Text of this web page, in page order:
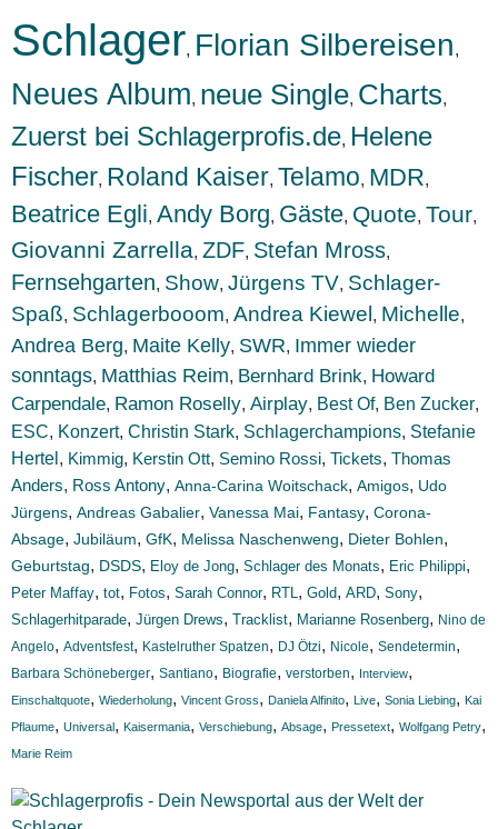
Schlager, Florian Silbereisen,
Neues Album, neue Single, Charts,
Zuerst bei Schlagerprofis.de, Helene
Fischer, Roland Kaiser, Telamo, MDR,
Beatrice Egli, Andy Borg, Gäste, Quote, Tour,
Giovanni Zarrella, ZDF, Stefan Mross,
Fernsehgarten, Show, Jürgens TV, Schlager-
Spaß, Schlagerbooom, Andrea Kiewel , Michelle,
Andrea Berg, Maite Kelly, SWR, Immer wieder
sonntags, Matthias Reim, Bernhard Brink, Howard
Carpendale, Ramon Roselly, Airplay, Best Of, Ben Zucker,
ESC, Konzert, Christin Stark, Schlagerchampions, Stefanie
Hertel , Kimmig, Kerstin Ott, Semino Rossi, Tickets, Thomas
Anders, Ross Antony, Anna-Carina Woitschack, Amigos, Udo
Jürgens, Andreas Gabalier, Vanessa Mai, Fantasy, Corona-
Absage, Jubiläum, GfK, Melissa Naschenweng, Dieter Bohlen,
Geburtstag, DSDS, Eloy de Jong, Schlager des Monats, Eric Philippi,
Peter Maffay, tot, Fotos, Sarah Connor, RTL, Gold, ARD, Sony,
Schlagerhitparade, Jürgen Drews, Tracklist, Marianne Rosenberg, Nino de
Angelo, Adventsfest, Kastelruther Spatzen, DJ Ötzi, Nicole, Sendetermin,
Barbara Schöneberger, Santiano, Biografie, verstorben, Interview,
Einschaltquote, Wiederholung, Vincent Gross, Daniela Alfinito, Live, Sonia Liebing, Kai
Pflaume, Universal , Kaisermania, Verschiebung, Absage, Pressetext, Wolfgang Petry,
Marie Reim